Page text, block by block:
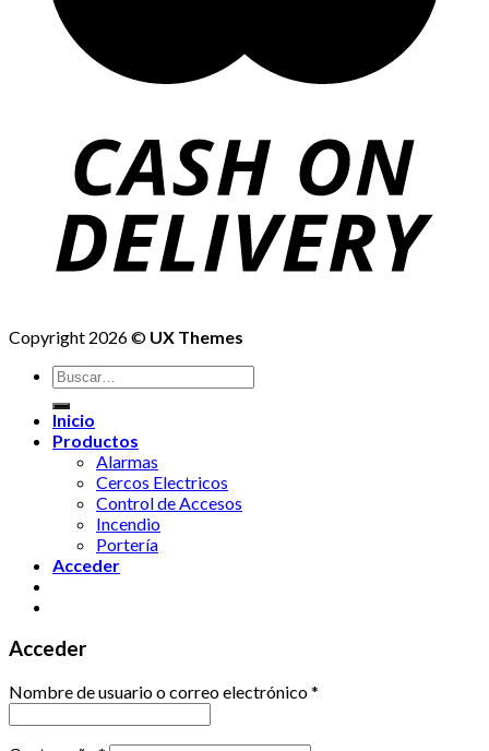
Copyright 2026 © UX Themes
Buscar
por:
Inicio
Productos
Alarmas
Cercos Electricos
Control de Accesos
Incendio
Portería
Acceder
Acceder
Nombre de usuario o correo electrónico*